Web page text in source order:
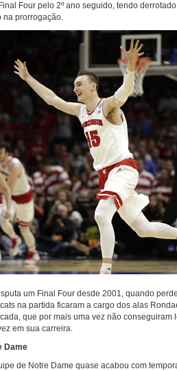
Four pelo 2º ano seguido, tendo
na prorrogação.
um Final Four desde 2001, quando
na partida ficaram a cargo dos alas
que por mais uma vez não conseguiram
em sua carreira.
Dame
de Notre Dame quase acabou com